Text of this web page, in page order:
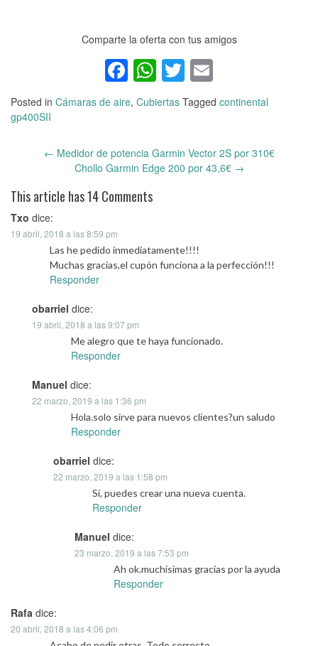
Comparte la oferta con tus amigos
Facebook
WhatsApp
Twitter
Posted in Cámaras de aire, Cubiertas Tagged continental
gp400SII
← Medidor de potencia Garmin Vector 2S por 310€
Chollo Garmin Edge 200 por 43,6€ →
This article has 14 Comments
Txo dice:
19 abril, 2018 a las 8:59 pm
Las he pedido inmediatamente!!!!
Muchas gracias,el cupón funciona a la perfección!!!
Responder
obarriel dice:
19 abril, 2018 a las 9:07 pm
Me alegro que te haya funcionado.
Responder
Manuel dice:
22 marzo, 2019 a las 1:36 pm
Hola.solo sirve para nuevos clientes?un saludo
Responder
obarriel dice:
22 marzo, 2019 a las 1:58 pm
Sí, puedes crear una nueva cuenta.
Responder
Manuel dice:
23 marzo, 2019 a las 7:53 pm
Ah ok.muchisimas gracias por la ayuda
Responder
Rafa dice:
20 abril, 2018 a las 4:06 pm